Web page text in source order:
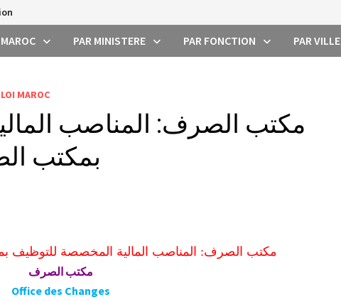
PAR MINISTERE PAR FONCTION PAR VILLE
MAROC
مكتب الصرف: المناصب
بمكتب
مكتب الصرف: المناصب المالية المخصصة للتوظيف
مكتب الصرف
Office des Changes